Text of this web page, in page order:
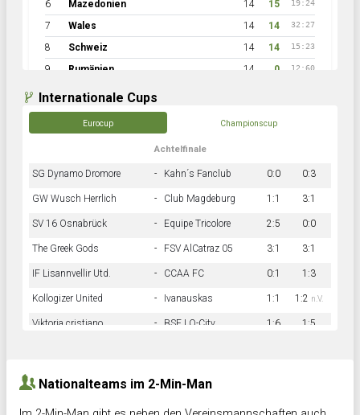
6 Mazedonien 14 15 19:24
7 Wales 14 14 32:27
8 Schweiz 14 14 15:23
9 Rumänien 14 0 12:60
Internationale Cups
Eurocup Championscup
Achtelfinale
SG Dynamo Dromore - Kahn´s Fanclub 0:0 0:3
GW Wusch Herrlich - Club Magdeburg 1:1 3:1
SV 16 Osnabrück - Equipe Tricolore 2:5 0:0
The Greek Gods - FSV AlCatraz 05 3:1 3:1
IF Lisannvellir Utd. - CCAA FC 0:1 1:3
Kollogizer United - Ivanauskas 1:1 1:2 n.V.
Viktoria cristiano - BSF LO-City 1:6 1:5
Nationalteams im 2-Min-Man